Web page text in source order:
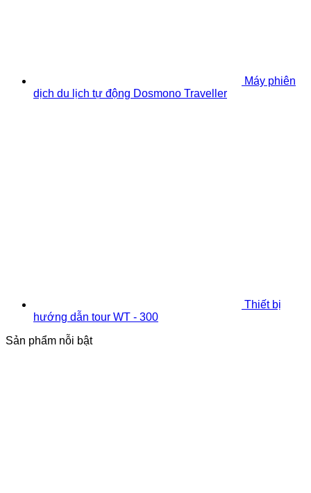
Máy phiên
dịch du lịch tự động Dosmono Traveller
Thiết bị
hướng dẫn tour WT - 300
Sản phẩm nỗi bật